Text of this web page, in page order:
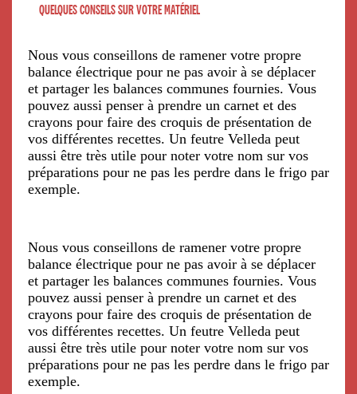
QUELQUES CONSEILS SUR VOTRE MATÉRIEL
Nous vous conseillons de ramener votre propre
balance électrique pour ne pas avoir à se déplacer
et partager les balances communes fournies. Vous
pouvez aussi penser à prendre un carnet et des
crayons pour faire des croquis de présentation de
vos différentes recettes. Un feutre Velleda peut
aussi être très utile pour noter votre nom sur vos
préparations pour ne pas les perdre dans le frigo par
exemple.
Nous vous conseillons de ramener votre propre
balance électrique pour ne pas avoir à se déplacer
et partager les balances communes fournies. Vous
pouvez aussi penser à prendre un carnet et des
crayons pour faire des croquis de présentation de
vos différentes recettes. Un feutre Velleda peut
aussi être très utile pour noter votre nom sur vos
préparations pour ne pas les perdre dans le frigo par
exemple.